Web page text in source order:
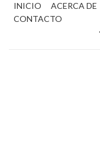
INICIO ACERCA DE
CONTACTO